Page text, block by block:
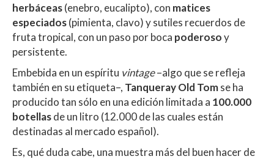
herbáceas(enebro, eucalipto), con matices
especiados(pimienta, clavo) y sutiles recuerdos de
fruta tropical, con un paso por boca poderosoy
persistente.
Embebida en un espíritu vintage–algo que se refleja
también en su etiqueta–, Tanqueray Old Tomse ha
producido tan sólo en una edición limitada a 100.000
botellasde un litro (12.000 de las cuales están
destinadas al mercado español).
Es, qué duda cabe, una muestra más del buen hacer de